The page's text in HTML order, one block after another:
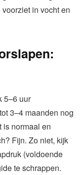
in vocht en
5–6 uur
3–4 maanden nog
is normaal en
Fijn. Zo niet, kijk
(voldoende
te schrappen.